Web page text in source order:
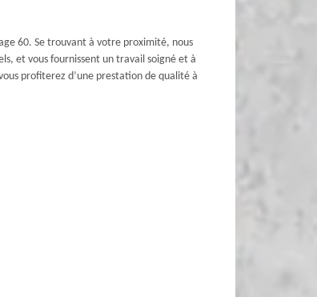
60. Se trouvant à votre proximité, nous
et vous fournissent un travail soigné et à
profiterez d’une prestation de qualité à